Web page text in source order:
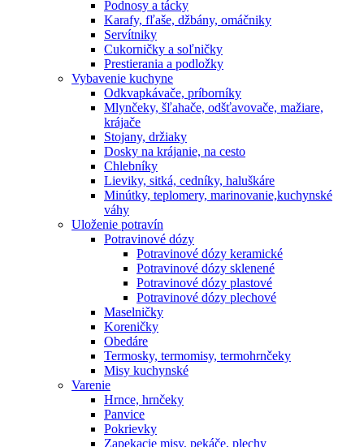
Podnosy a tácky
Karafy, fľaše, džbány, omáčniky
Servítniky
Cukorničky a soľničky
Prestierania a podložky
Vybavenie kuchyne
Odkvapkávače, príborníky
Mlynčeky, šľahače, odšťavovače, mažiare,
krájače
Stojany, držiaky
Dosky na krájanie, na cesto
Chlebníky
Lieviky, sitká, cedníky, haluškáre
Minútky, teplomery, marinovanie,kuchynské
váhy
Uloženie potravín
Potravinové dózy
Potravinové dózy keramické
Potravinové dózy sklenené
Potravinové dózy plastové
Potravinové dózy plechové
Maselničky
Koreničky
Obedáre
Termosky, termomisy, termohrnčeky
Misy kuchynské
Varenie
Hrnce, hrnčeky
Panvice
Pokrievky
Zapekacie misy, pekáče, plechy